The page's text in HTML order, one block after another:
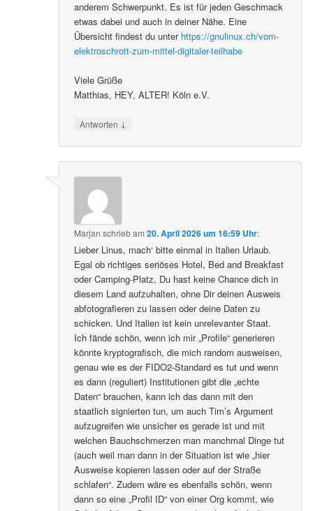
anderem Schwerpunkt. Es ist für jeden Geschmack
etwas dabei und auch in deiner Nähe. Eine
Übersicht findest du unter https://gnulinux.ch/vom-
elektroschrott-zum-mittel-digitaler-teilhabe
Viele Grüße
Matthias, HEY, ALTER! Köln e.V.
Antworten ↓
Marjan schriebam20. April 2026 um 16:59 Uhr:
Lieber Linus, mach‘ bitte einmal in Italien Urlaub.
Egal ob richtiges seriöses Hotel, Bed and Breakfast
oder Camping-Platz, Du hast keine Chance dich in
diesem Land aufzuhalten, ohne Dir deinen Ausweis
abfotografieren zu lassen oder deine Daten zu
schicken. Und Italien ist kein unrelevanter Staat.
Ich fände schön, wenn ich mir „Profile“ generieren
könnte kryptografisch, die mich random ausweisen,
genau wie es der FIDO2-Standard es tut und wenn
es dann (reguliert) Institutionen gibt die „echte
Daten“ brauchen, kann ich das dann mit den
staatlich signierten tun, um auch Tim’s Argument
aufzugreifen wie unsicher es gerade ist und mit
welchen Bauchschmerzen man manchmal Dinge tut
(auch weil man dann in der Situation ist wie „hier
Ausweise kopieren lassen oder auf der Straße
schlafen“. Zudem wäre es ebenfalls schön, wenn
dann so eine „Profil ID“ von einer Org kommt, wie